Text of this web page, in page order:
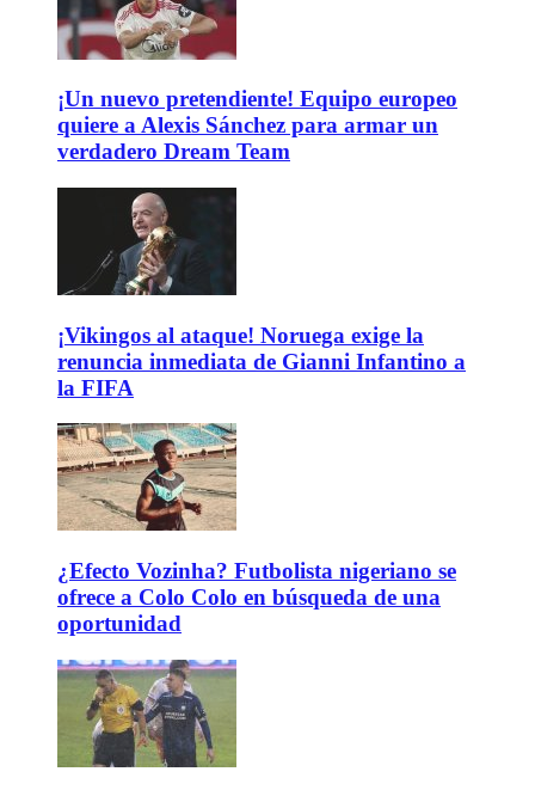
¡Un nuevo pretendiente! Equipo europeo
quiere a Alexis Sánchez para armar un
verdadero Dream Team
¡Vikingos al ataque! Noruega exige la
renuncia inmediata de Gianni Infantino a
la FIFA
¿Efecto Vozinha? Futbolista nigeriano se
ofrece a Colo Colo en búsqueda de una
oportunidad